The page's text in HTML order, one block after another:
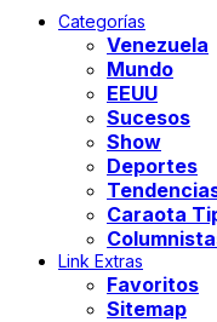
Categorías
Venezuela
Mundo
EEUU
Sucesos
Show
Deportes
Caraota
Link Extras
Favoritos
Sitemap